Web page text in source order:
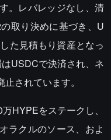
。レバレッジなし、清
取り決めに基づき、U
た見積もり資産となっ
USDCで決済され、ネ
されています。
HYPEをステークし、
ラクルのソース、およ